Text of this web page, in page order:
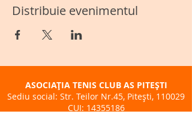
Distribuie evenimentul
ASOCIAȚIA TENIS CLUB AS PITEȘTI
Sediu social: Str. Teilor Nr.45, Pitești, 110029
CUI: 14355186